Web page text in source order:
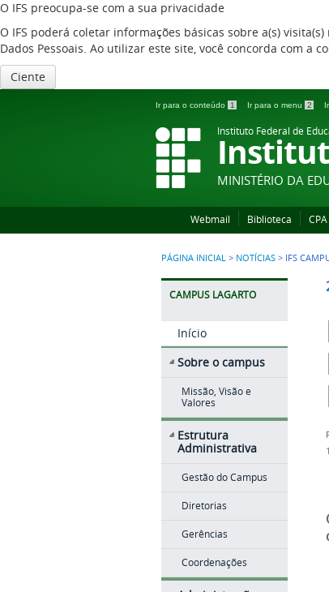
O IFS preocupa-se com a sua privacidade
O IFS poderá coletar informações básicas sobre a(s)
Dados Pessoais. Ao utilizar este site, você concorda com a
Ciente
Ir para o conteúdo 1 Ir para o menu 2
Instituto Federal de
MINISTÉRIO DA
Webmail Biblioteca CPA
PÁGINA INICIAL > NOTÍCIAS > IFS
CAMPUS LAGARTO
Início
Sobre o campus
Missão, Visão e
Valores
Estrutura
Administrativa
Gestão do Campus
Diretorias
Gerências
Coordenações